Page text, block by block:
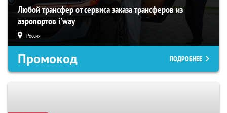
Любой трансфер от сервиса заказа трансферов из
аэропортов i'way
Россия
Промокод ПОДРОБНЕЕ